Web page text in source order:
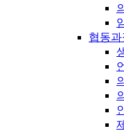
협동과